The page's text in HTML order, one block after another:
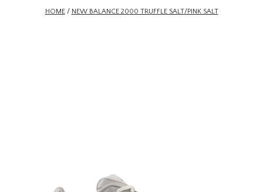
HOME/ NEW BALANCE 2000 TRUFFLE SALT/PINK SALT